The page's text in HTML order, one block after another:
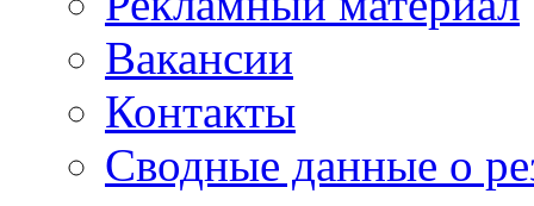
Вакансии
Контакты
Сводные данные о